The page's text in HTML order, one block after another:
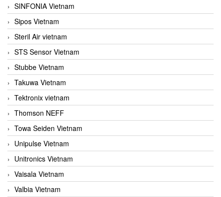
SINFONIA Vietnam
Sipos Vietnam
Steril Air vietnam
STS Sensor Vietnam
Stubbe Vietnam
Takuwa Vietnam
Tektronix vietnam
Thomson NEFF
Towa Seiden Vietnam
Unipulse Vietnam
Unitronics Vietnam
Vaisala Vietnam
Valbia Vietnam